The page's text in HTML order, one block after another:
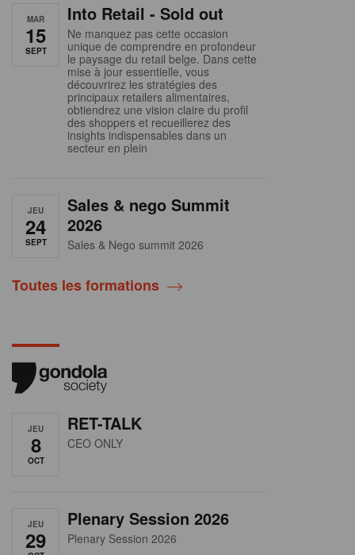
MAR
15
SEPT
Into Retail - Sold out
Ne manquez pas cette occasion
unique de comprendre en profondeur
le paysage du retail belge. Dans cette
mise à jour essentielle, vous
découvrirez les stratégies des
principaux retailers alimentaires,
obtiendrez une vision claire du profil
des shoppers et recueillerez des
insights indispensables dans un
secteur en plein
JEU
24
SEPT
Sales & nego Summit
2026
Sales & Nego summit 2026
Toutes les formations
JEU
8
OCT
RET-TALK
CEO ONLY
JEU
29
Plenary Session 2026
Plenary Session 2026